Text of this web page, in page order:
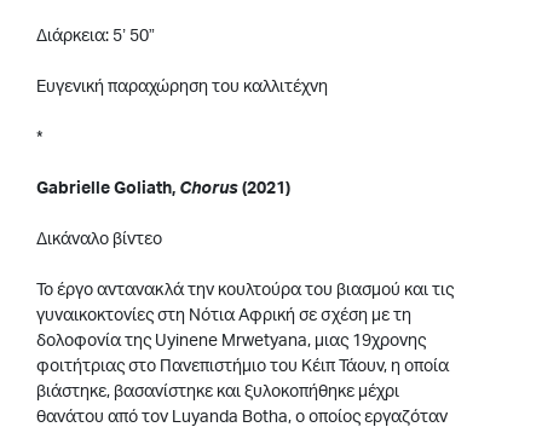
Διάρκεια: 5’ 50”
Ευγενική παραχώρηση του καλλιτέχνη
*
Gabrielle Goliath, Chorus(2021)
Δικάναλο βίντεο
Το έργο αντανακλά την κουλτούρα του βιασμού και τις
γυναικοκτονίες στη Νότια Αφρική σε σχέση με τη
δολοφονία της Uyinene Mrwetyana, μιας 19χρονης
φοιτήτριας στο Πανεπιστήμιο του Κέιπ Τάουν, η οποία
βιάστηκε, βασανίστηκε και ξυλοκοπήθηκε μέχρι
θανάτου από τον Luyanda Botha, ο οποίος εργαζόταν